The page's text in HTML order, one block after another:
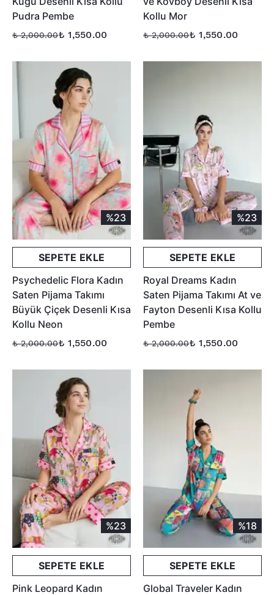
Pudra Pembe
₺ 2,000.00₺ 1,550.00
Kollu Mor
₺ 2,000.00₺ 1,550.00
%23
SEPETE EKLE
Psychedelic Flora Kadın
Saten Pijama Takımı
Büyük Çiçek Desenli Kısa
Kollu Neon
₺ 2,000.00₺ 1,550.00
%23
SEPETE EKLE
Royal Dreams Kadın
Saten Pijama Takımı At ve
Fayton Desenli Kısa Kollu
Pembe
₺ 2,000.00₺ 1,550.00
%23
SEPETE EKLE
Pink Leopard Kadın
%18
SEPETE EKLE
Global Traveler Kadın